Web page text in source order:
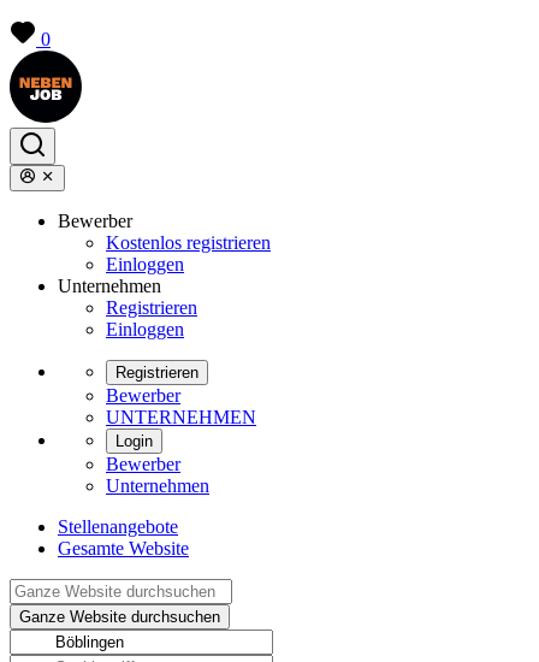
0
Bewerber
Kostenlos registrieren
Einloggen
Unternehmen
Registrieren
Einloggen
Registrieren
Bewerber
UNTERNEHMEN
Login
Bewerber
Unternehmen
Stellenangebote
Gesamte Website